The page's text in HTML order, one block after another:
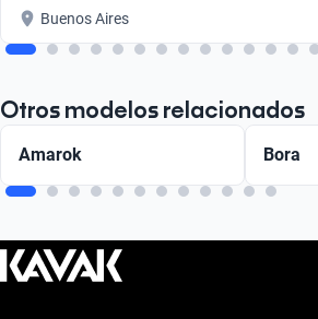
Buenos Aires
Otros modelos relacionados
Amarok Bora